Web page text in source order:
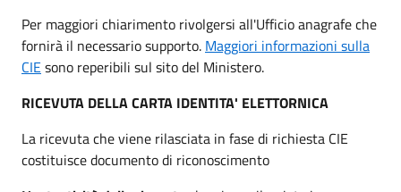
Per maggiori chiarimento rivolgersi all'Ufficio anagrafe che
fornirà il necessario supporto. Maggiori informazioni sulla
CIEsono reperibili sul sito del Ministero.
RICEVUTA DELLA CARTA IDENTITA' ELETTORNICA
La ricevuta che viene rilasciata in fase di richiesta CIE
costituisce documento di riconoscimento